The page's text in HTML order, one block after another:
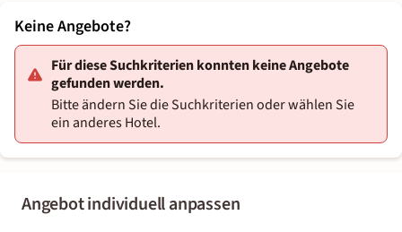
Angebot individuell anpassen
Keine Angebote?
Für diese Suchkriterien konnten keine Angebote
gefunden werden.
Bitte ändern Sie die Suchkriterien oder wählen Sie
ein anderes Hotel.